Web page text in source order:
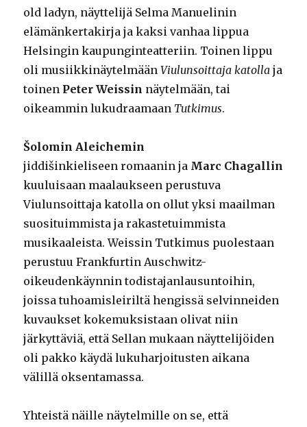
old ladyn, näyttelijä Selma Manuelinin
elämänkertakirja ja kaksi vanhaa lippua
Helsingin kaupunginteatteriin. Toinen lippu
oli musiikkinäytelmäänViulunsoittaja katolla ja
toinen Peter Weissin näytelmään, tai
oikeammin lukudraamaan Tutkimus.
Šolomin Aleichemin
jiddišinkieliseen romaanin ja Marc Chagallin
kuuluisaan maalaukseen perustuva
Viulunsoittaja katolla on ollut yksi maailman
suosituimmista ja rakastetuimmista
musikaaleista. Weissin Tutkimus puolestaan
perustuu Frankfurtin Auschwitz-
oikeudenkäynnin todistajanlausuntoihin,
joissa tuhoamisleiriltä hengissä selvinneiden
kuvaukset kokemuksistaan olivat niin
järkyttäviä, että Sellan mukaan näyttelijöiden
oli pakko käydä lukuharjoitusten aikana
välillä oksentamassa.
Yhteistä näille näytelmille on se, että